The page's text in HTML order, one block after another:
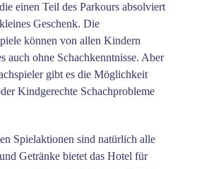
einen Teil des Parkours absolviert
Geschenk. Die
können von allen Kindern
auch ohne Schachkenntnisse. Aber
gibt es die Möglichkeit
Kindgerechte Schachprobleme
Spielaktionen sind natürlich alle
Getränke bietet das Hotel für